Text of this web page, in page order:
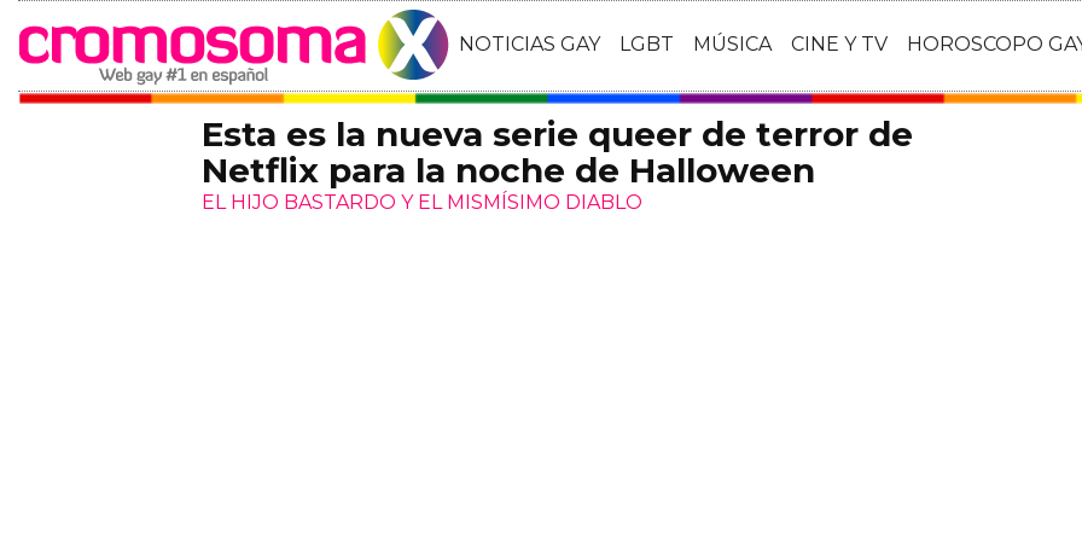
NOTICIAS GAY LGBT MÚSICA CINE Y TV HOROSCOPO
Esta es la nueva serie queer de terror de
Netflix para la noche de Halloween
EL HIJO BASTARDO Y EL MISMÍSIMO DIABLO